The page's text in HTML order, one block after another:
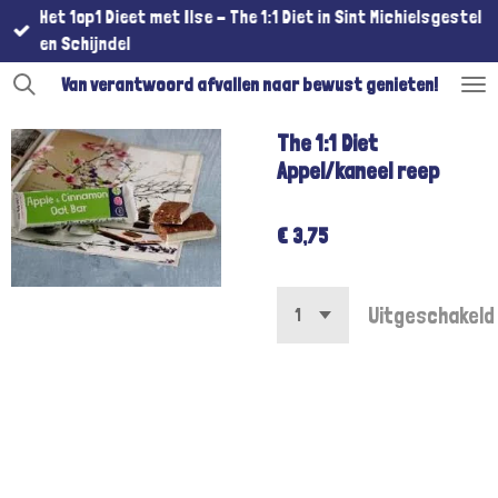
Ga
direct
naar
hoofdinhoud
Van verantwoord afvallen naar bewust genieten!
Het 1op1 Dieet met Ilse - The 1:1 Diet in Sint Michielsgestel
en Schijndel
The 1:1 Diet
Appel/kaneel reep
€ 3,75
Uitgeschakeld